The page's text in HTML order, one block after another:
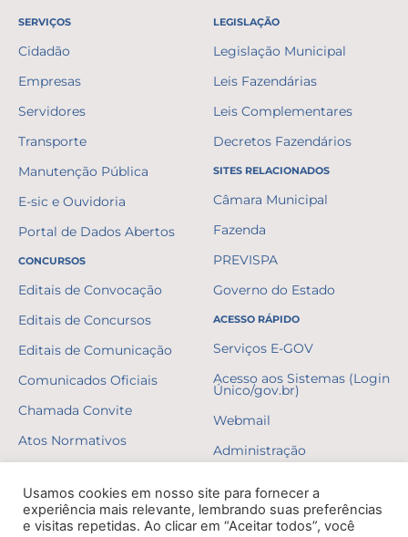
SERVIÇOS
Cidadão
Empresas
Servidores
Transporte
Manutenção Pública
E-sic e Ouvidoria
Portal de Dados Abertos
CONCURSOS
Editais de Convocação
Editais de Concursos
Editais de Comunicação
Comunicados Oficiais
Chamada Convite
Atos Normativos
Gabaritos
Formulários
LEGISLAÇÃO
Legislação Municipal
Leis Fazendárias
Leis Complementares
Decretos Fazendários
SITES RELACIONADOS
Câmara Municipal
Fazenda
PREVISPA
Governo do Estado
ACESSO RÁPIDO
Serviços E-GOV
Acesso aos Sistemas (Login
Único/gov.br)
Webmail
Administração
Usamos cookies em nosso site para fornecer a
experiência mais relevante, lembrando suas preferências
e visitas repetidas. Ao clicar em “Aceitar todos”, você